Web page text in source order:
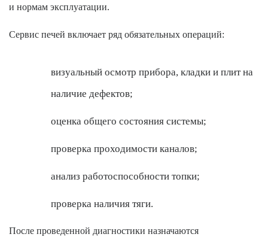
и нормам эксплуатации.
Сервис печей включает ряд обязательных операций:
визуальный осмотр прибора, кладки и плит на
наличие дефектов;
оценка общего состояния системы;
проверка проходимости каналов;
анализ работоспособности топки;
проверка наличия тяги.
После проведенной диагностики назначаются